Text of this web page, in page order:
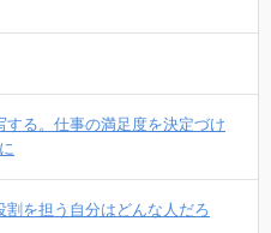
する。仕事の満足度を決定づけ
割を担う自分はどんな人だろ